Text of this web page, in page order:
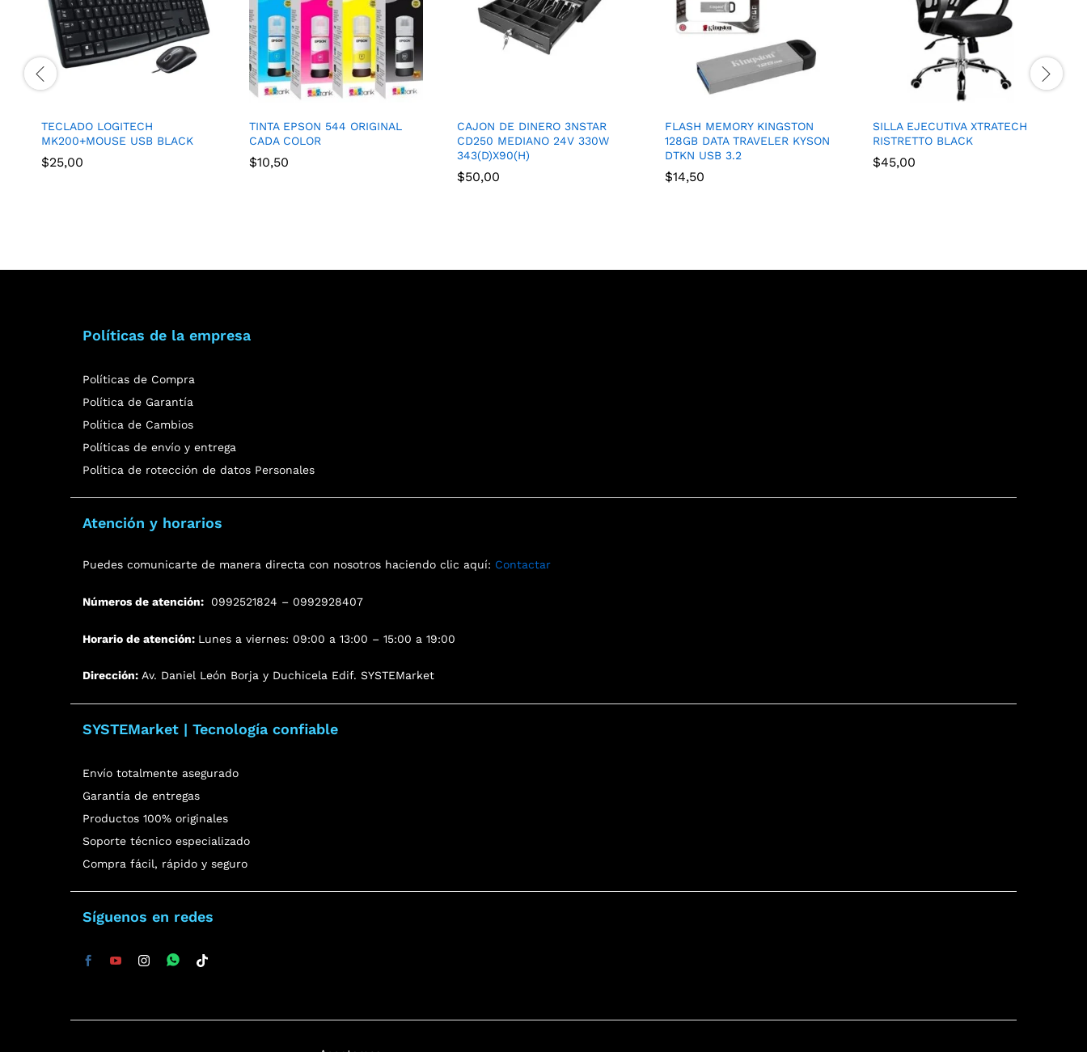
TECLADO LOGITECH
MK200+MOUSE USB BLACK
$25,00
TINTA EPSON 544 ORIGINAL
CADA COLOR
$10,50
CAJON DE DINERO 3NSTAR
CD250 MEDIANO 24V 330W
343(D)X90(H)
$50,00
FLASH MEMORY KINGSTON
128GB DATA TRAVELER KYSON
DTKN USB 3.2
$14,50
SILLA EJECUTIVA XTRATECH
RISTRETTO BLACK
$45,00
Políticas de la empresa
Políticas de Compra
Política de Garantía
Política de Cambios
Políticas de envío y entrega
Política de rotección de datos Personales
Atención y horarios
Puedes comunicarte de manera directa con nosotros haciendo clic aquí: Contactar
Números de atención: 0992521824 – 0992928407
Horario de atención: Lunes a viernes: 09:00 a 13:00 – 15:00 a 19:00
Dirección: Av. Daniel León Borja y Duchicela Edif. SYSTEMarket
SYSTEMarket | Tecnología confiable
Envío totalmente asegurado
Garantía de entregas
Productos 100% originales
Soporte técnico especializado
Compra fácil, rápido y seguro
Síguenos en redes